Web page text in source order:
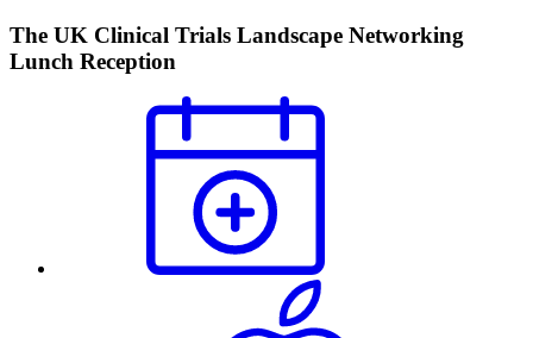
The UK Clinical Trials Landscape Networking
Lunch Reception